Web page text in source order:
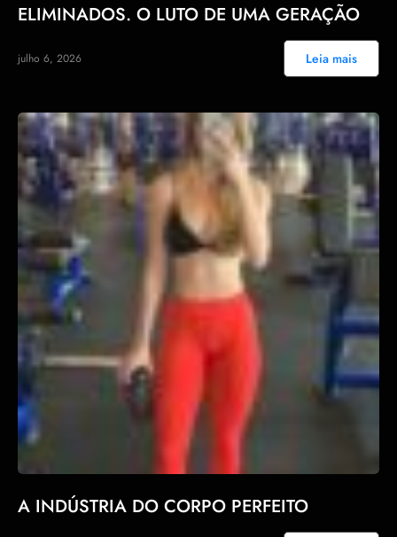
ELIMINADOS. O LUTO DE UMA GERAÇÃO
julho 6, 2026 Leia mais
A INDÚSTRIA DO CORPO PERFEITO